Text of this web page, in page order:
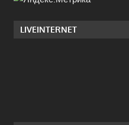
LIVEINTERNET